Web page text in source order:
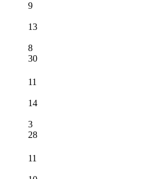
9
13
8
30
11
14
3
28
11